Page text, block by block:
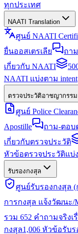
ทุกประเทศ
NAATI Translation
ศูนย์ NAATI
ยื่นออสเตรเลีย
ถา
เกี่ยวกับ NAATI
NAATI แบ่งตาม intent
ตรวจประวัติอาชญากรรม
ศูนย์ Police
Apostille
ถาม-ตอบ
เกี่ยวกับตรวจประวัติ
หัวข้อตรวจประวัติแบ่
รับรองกงสุล
ศูนย์รับรองกงสุล
การกงสุล แจ้งวัฒนะ/
รวม 652 คำถามจริงเ
กงสุล1,006 หัวข้อรับ